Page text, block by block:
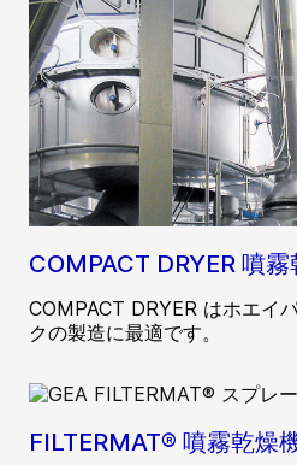
COMPACT DRYER 噴霧
COMPACT DRYER はホエイ
クの製造に最適です。
FILTERMAT® 噴霧乾燥